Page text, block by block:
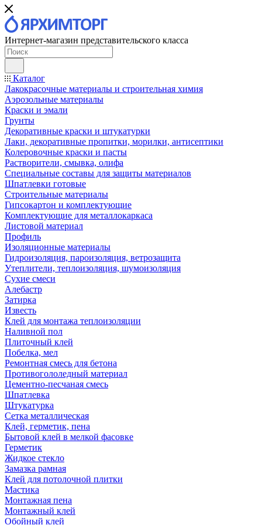
Интернет-магазин представительского класса
Каталог
Лакокрасочные материалы и строительная химия
Аэрозольные материалы
Краски и эмали
Грунты
Декоративные краски и штукатурки
Лаки, декоративные пропитки, морилки, антисептики
Колеровочные краски и пасты
Растворители, смывка, олифа
Специальные составы для защиты материалов
Шпатлевки готовые
Строительные материалы
Гипсокартон и комплектующие
Комплектующие для металлокаркаса
Листовой материал
Профиль
Изоляционные материалы
Гидроизоляция, пароизоляция, ветрозащита
Утеплители, теплоизоляция, шумоизоляция
Сухие смеси
Алебастр
Затирка
Известь
Клей для монтажа теплоизоляции
Наливной пол
Плиточный клей
Побелка, мел
Ремонтная смесь для бетона
Противогололедный материал
Цементно-песчаная смесь
Шпатлевка
Штукатурка
Сетка металлическая
Клей, герметик, пена
Бытовой клей в мелкой фасовке
Герметик
Жидкое стекло
Замазка рамная
Клей для потолочной плитки
Мастика
Монтажная пена
Монтажный клей
Обойный клей